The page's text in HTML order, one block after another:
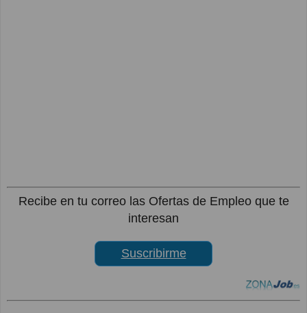
Recibe en tu correo las Ofertas de Empleo que te
interesan
Suscribirme